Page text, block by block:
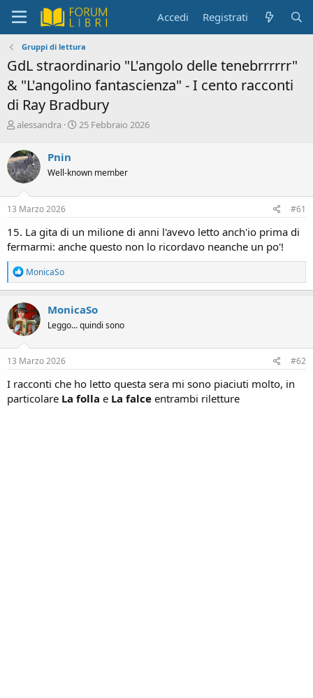
Accedi Registrati
Gruppi di lettura
GdL straordinario "L'angolo delle tenebrrrrrr"
& "L'angolino fantascienza" - I cento racconti
di Ray Bradbury
C
e
a
t
o
r
e
i
s
c
u
s
s
i
o
n
e
alessandra
D
d
i
z
i
o
25 Febbraio 2026
Pnin
Well-known member
13 Marzo 2026 #61
15. La gita di un milione di anni l'avevo letto anch'io prima di
fermarmi: anche questo non lo ricordavo neanche un po'!
R
e
a
c
t
i
o
n
s
MonicaSo
MonicaSo
Leggo... quindi sono
13 Marzo 2026 #62
I racconti che ho letto questa sera mi sono piaciuti molto, in
particolare La folla e La falce entrambi riletture